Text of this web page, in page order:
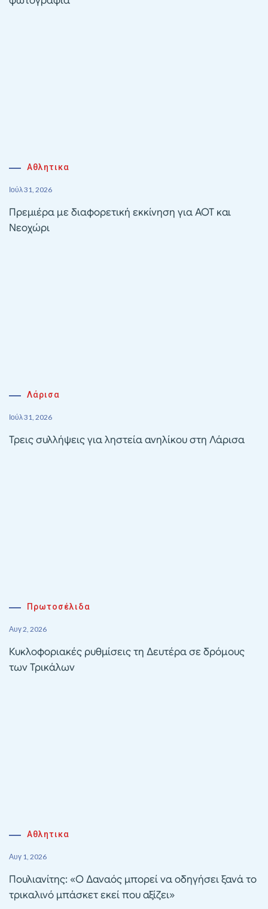
Αθλητικα
Ιούλ 31, 2026
Πρεμιέρα με διαφορετική εκκίνηση για ΑΟΤ και
Νεοχώρι
Λάρισα
Ιούλ 31, 2026
Τρεις συλλήψεις για ληστεία ανηλίκου στη Λάρισα
Πρωτοσέλιδα
Αυγ 2, 2026
Κυκλοφοριακές ρυθμίσεις τη Δευτέρα σε δρόμους
των Τρικάλων
Αθλητικα
Αυγ 1, 2026
Πουλιανίτης: «Ο Δαναός μπορεί να οδηγήσει ξανά το
τρικαλινό μπάσκετ εκεί που αξίζει»